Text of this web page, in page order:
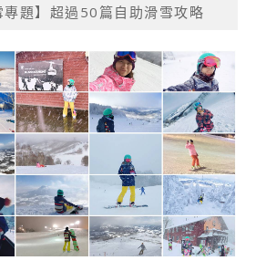
專題】超過50篇自助滑雪攻略